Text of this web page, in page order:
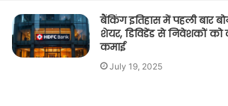
बैंकिंग इतिहास में पहली बार
शेयर, डिविडेंड से निवेशकों को
कमाई
July 19, 2025